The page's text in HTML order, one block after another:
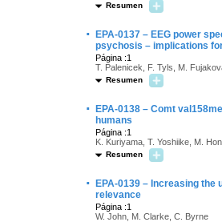
Resumen
·
EPA-0137 – EEG power
psychosis – implications
Página :1
T. Palenicek, F. Tyls, M.
Resumen
·
EPA-0138 – Comt
humans
Página :1
K. Kuriyama, T. Yoshiike, M.
Resumen
·
EPA-0139 – Increasing
relevance
Página :1
W. John, M. Clarke, C. Byrne